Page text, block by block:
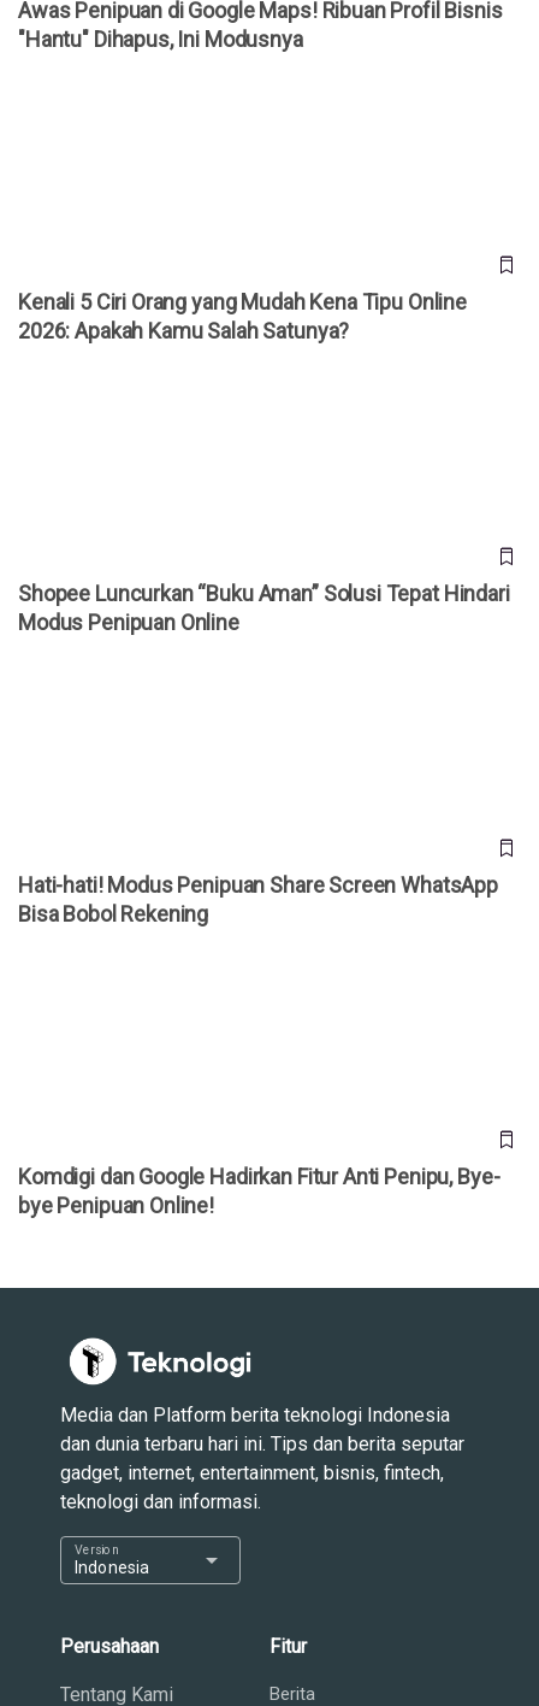
Awas Penipuan di Google Maps! Ribuan Profil Bisnis
"Hantu" Dihapus, Ini Modusnya
Kenali 5 Ciri Orang yang Mudah Kena Tipu Online
2026: Apakah Kamu Salah Satunya?
Shopee Luncurkan “Buku Aman” Solusi Tepat Hindari
Modus Penipuan Online
Hati-hati! Modus Penipuan Share Screen WhatsApp
Bisa Bobol Rekening
Komdigi dan Google Hadirkan Fitur Anti Penipu, Bye-
bye Penipuan Online!
Media dan Platform berita teknologi Indonesia
dan dunia terbaru hari ini. Tips dan berita seputar
gadget, internet, entertainment, bisnis, fintech,
teknologi dan informasi.
Indonesia
Version arrow_drop_down
Perusahaan
Tentang Kami
Fitur
Berita